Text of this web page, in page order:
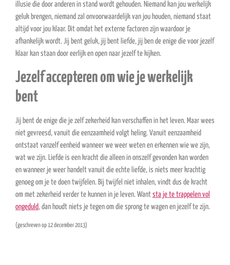
illusie die door anderen in stand wordt gehouden. Niemand kan jou werkelijk
geluk brengen, niemand zal onvoorwaardelijk van jou houden, niemand staat
altijd voor jou klaar. Dit omdat het externe factoren zijn waardoor je
afhankelijk wordt. Jij bent geluk, jij bent liefde, jij ben de enige die voor jezelf
klaar kan staan door eerlijk en open naar jezelf te kijken.
Jezelf accepteren om wie je werkelijk
bent
Jij bent de enige die je zelf zekerheid kan verschaffen in het leven. Maar wees
niet gevreesd, vanuit die eenzaamheid volgt heling. Vanuit eenzaamheid
ontstaat vanzelf eenheid wanneer we weer weten en erkennen wie we zijn,
wat we zijn. Liefde is een kracht die alleen in onszelf gevonden kan worden
en wanneer je weer handelt vanuit die echte liefde, is niets meer krachtig
genoeg om je te doen twijfelen. Bij twijfel niet inhalen, vindt dus de kracht
om met zekerheid verder te kunnen in je leven. Want sta je te trappelen vol
ongeduld , dan houdt niets je tegen om die sprong te wagen en jezelf te zijn.
(geschreven op 12 december 2013)